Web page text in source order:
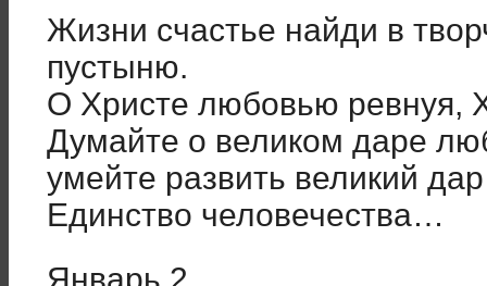
Жизни счастье найди в
пустыню.
О Христе любовью ревнуя,
Думайте о великом даре
умейте развить великий
Единство человечества…